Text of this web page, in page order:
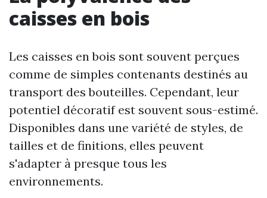
caisses en bois
Les caisses en bois sont souvent perçues
comme de simples contenants destinés au
transport des bouteilles. Cependant, leur
potentiel décoratif est souvent sous-estimé.
Disponibles dans une variété de styles, de
tailles et de finitions, elles peuvent
s'adapter à presque tous les
environnements.